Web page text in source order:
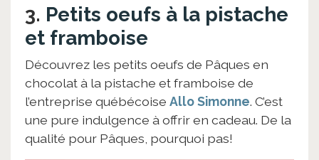
3. Petits oeufs à la pistache
et framboise
Découvrez les petits oeufs de Pâques en
chocolat à la pistache et framboise de
l’entreprise québécoise Allo Simonne. C’est
une pure indulgence à offrir en cadeau. De la
qualité pour Pâques, pourquoi pas!